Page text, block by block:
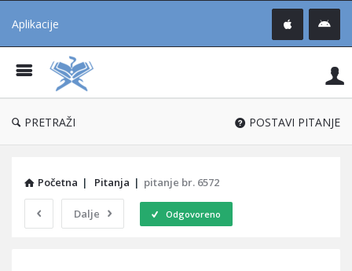
Aplikacije
®
PRETRAŽI POSTAVI PITANJE
Početna | Pitanja | pitanje br. 6572
Dalje Odgovoreno